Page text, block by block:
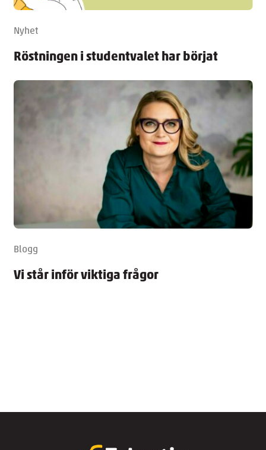
Nyhet
Röstningen i studentvalet har börjat
Blogg
Vi står inför viktiga frågor